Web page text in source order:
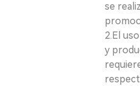
se
2.El
y